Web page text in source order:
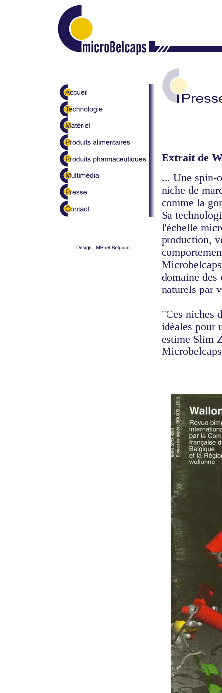
Extrait de
... Une spin-
niche de
comme la
Sa
l'échelle
production,
domaine des
naturels par
"Ces niches
idéales pour
estime Slim